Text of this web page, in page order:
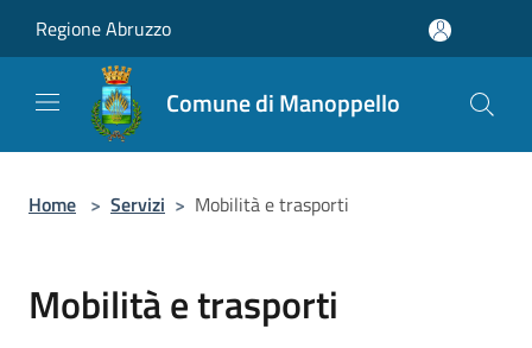
Regione Abruzzo
Comune di Manoppello
Home > Servizi > Mobilità e trasporti
Mobilità e trasporti